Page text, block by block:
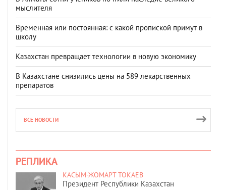
мыслителя
Временная или постоянная: с какой пропиской примут в
школу
Казахстан превращает технологии в новую экономику
В Казахстане снизились цены на 589 лекарственных
препаратов
ВСЕ НОВОСТИ
РЕПЛИКА
КАСЫМ-ЖОМАРТ ТОКАЕВ
Президент Республики Казахстан